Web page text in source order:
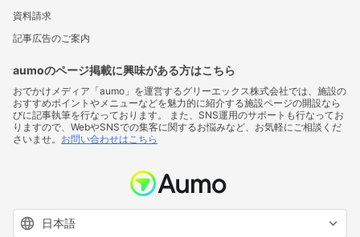
資料請求
記事広告のご案内
aumoのページ掲載に興味がある方はこちら
おでかけメディア「aumo」を運営するグリーエックス株式会社では、施設の
おすすめポイントやメニューなどを魅力的に紹介する施設ページの開設なら
びに記事執筆を行なっております。 また、SNS運用のサポートも行なってお
りますので、WebやSNSでの集客に関するお悩みなど、お気軽にご相談くだ
さいませ。 お問い合わせはこちら